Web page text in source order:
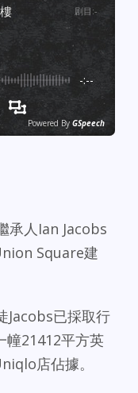
剧目 :-
-:--
Powered By GSpeech
承人Ian Jacobs
Square建
已採取行
21412平方英
店佔據。